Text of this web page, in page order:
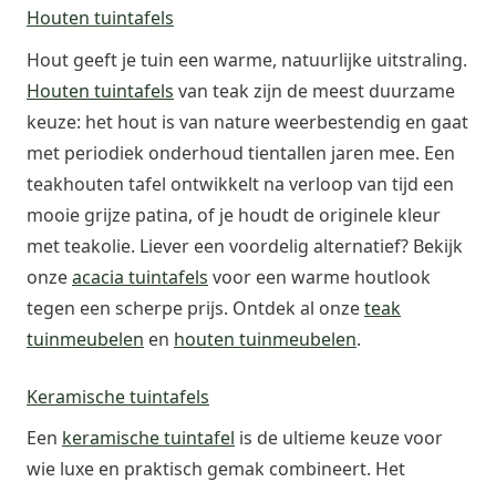
Houten tuintafels
Hout geeft je tuin een warme, natuurlijke uitstraling.
Houten tuintafels van teak zijn de meest duurzame
keuze: het hout is van nature weerbestendig en gaat
met periodiek onderhoud tientallen jaren mee. Een
teakhouten tafel ontwikkelt na verloop van tijd een
mooie grijze patina, of je houdt de originele kleur
met teakolie. Liever een voordelig alternatief? Bekijk
onzeacacia tuintafels voor een warme houtlook
tegen een scherpe prijs. Ontdek al onzeteak
tuinmeubelen en houten tuinmeubelen.
Keramische tuintafels
Een keramische tuintafel is de ultieme keuze voor
wie luxe en praktisch gemak combineert. Het